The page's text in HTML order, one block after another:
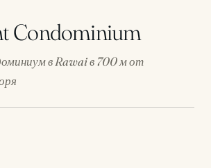
Condominium
в Rawai в 700 м от